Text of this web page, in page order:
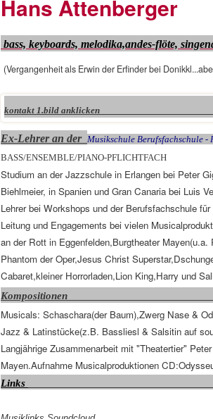
Hans Attenberger
bass, keyboards, melodika,andes-flöte,
(Vergangenheit als Erwin der Erfinder bei
kontakt 1.bild
Ex-Lehrer an der Musikschule Berufsfachschule
BASS/ENSEMBLE/PIANO-PFLICHTFACH
Studium an der Jazzschule in Erlangen bei Peter
Biehlmeier, in Spanien und Gran Canaria bei Luis
Lehrer bei Workshops und der Berufsfachschule
Leitung und Engagements bei vielen
an der Rott in Eggenfelden,Burgtheater Mayen(u.a.
Phantom der Oper,Jesus Christ
Cabaret,kleiner Horrorladen,Lion King,Harry und
Kompositionen
Musicals: Schaschara(der Baum),Zwerg Nase &
Jazz & Latinstücke(z.B. Bassliesl & Salsitin auf
Langjährige Zusammenarbeit mit "Theatertier"
Mayen.Aufnahme Musicalproduktionen
Links